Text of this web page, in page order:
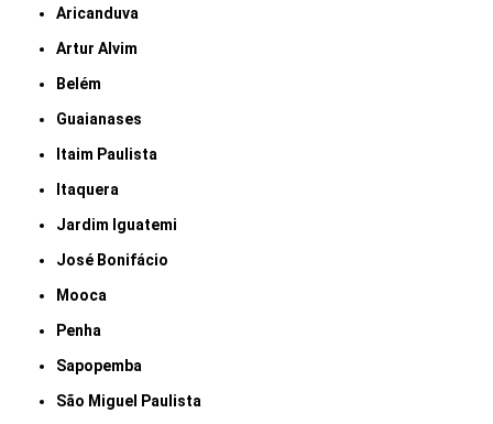
Aricanduva
Artur Alvim
Belém
Guaianases
Itaim Paulista
Itaquera
Jardim Iguatemi
José Bonifácio
Mooca
Penha
Sapopemba
São Miguel Paulista